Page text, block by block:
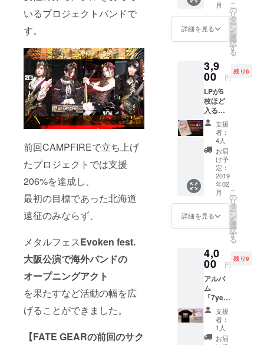
いるプロジェクトバンドで
す。
前回CAMPFIREで立ち上げ
たプロジェクトでは支援
206%を達成し、
最初の目標であった北海道
遠征のみならず、
メタルフェスEvoken fest.
大阪公演で海外バンドの
オープニングアクト
を果たすなど活動の幅を広
げることができました。
【FATE GEARの前回のサク
Goddes
s」
ミュー
ジック
ビデオ
の未公
開
ショッ
トを収
録。
月
詳細を見る
こ
の
リ
タ
ー
ン
を
選
択
す
る
3,9
00 円
残り6
LPが5
枚ほど
入るサ
イズの
トート
バッ
グ。隊
長のオ
カンも
愛用
中。限
定１０
個！ 楽
器隊全
員のサ
イン入
※LPは
隊長の
宝物な
ので付
属しま
せん
支援
者：
4人
お届
け予
定：
2019
年02
月
詳細を見る
こ
の
リ
タ
ー
ン
を
選
択
す
る
4,0
00 円
残り9
アルバ
ム
「7year
s ago」
のジャ
ケット
デザイ
支援
者：
1人
お届